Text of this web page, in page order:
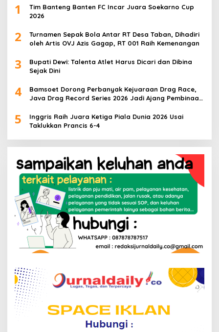
1
Tim Banteng Banten FC Incar Juara Soekarno Cup
2026
2
Turnamen Sepak Bola Antar RT Desa Taban, Dihadiri
oleh Artis OVJ Azis Gagap, RT 001 Raih Kemenangan
3
Bupati Dewi: Talenta Atlet Harus Dicari dan Dibina
Sejak Dini
4
Bamsoet Dorong Perbanyak Kejuaraan Drag Race,
Java Drag Record Series 2026 Jadi Ajang Pembinaan
5
Inggris Raih Juara Ketiga Piala Dunia 2026 Usai
Taklukkan Prancis 6-4